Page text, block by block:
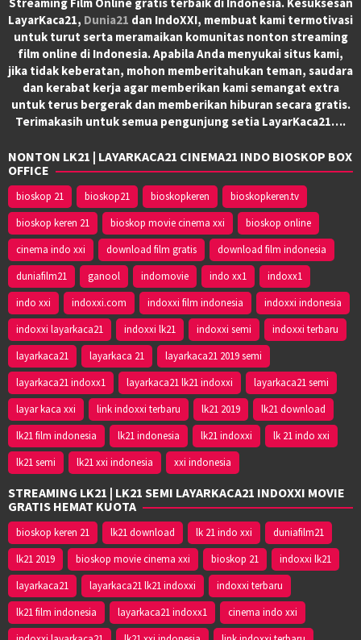
LayarKaca21, Dunia21 dan IndoXXI, membuat kami termotivasi
untuk turut serta meramaikan komunitas nonton streaming
film online di Indonesia. Apabila Anda menyukai situs kami,
jika tidak keberatan, mohon memberitahukan teman, saudara
dan kerabat kerja agar memberikan kami semangat extra
untuk terus bergerak dan memberikan hiburan secara gratis.
Terimakasih untuk semua pengunjung setia LayarKaca21….
NONTON LK21 | LAYARKACA21 CINEMA21 INDO BIOSKOP BOX
OFFICE
bioskop 21 bioskop21 bioskopkeren
bioskopkeren.tv
bioskop keren 21
bioskop movie cinema xxi
bioskop online
cinema indo xxi
download film gratis
download film indonesia
duniafilm21
ganool indomovie indo xx1
indoxx1
indo xxi
indoxxi.com indoxxi film indonesia
indoxxi indonesia
indoxxi layarkaca21
indoxxi lk21 indoxxi semi
indoxxi terbaru
layarkaca21
layarkaca 21
layarkaca21 2019 semi
layarkaca21 indoxx1
layarkaca21 lk21 indoxxi
layarkaca21 semi
layar kaca xxi
link indoxxi terbaru lk21 2019
lk21 download
lk21 film indonesia
lk21 indonesia lk21 indoxxi
lk 21 indo xxi
lk21 semi
lk21 xxi indonesia xxi indonesia
STREAMING LK21 | LK21 SEMI LAYARKACA21 INDOXXI MOVIE
GRATIS HEMAT KUOTA
bioskop keren 21 lk21 download lk 21 indo xxi
duniafilm21
lk21 2019
bioskop movie cinema xxi bioskop 21
indoxxi lk21
layarkaca21
layarkaca21 lk21 indoxxi
indoxxi terbaru
lk21 film indonesia
layarkaca21 indoxx1
cinema indo xxi